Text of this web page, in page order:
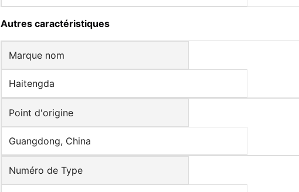
Autres caractéristiques
Marque nom
Haitengda
Point d'origine
Guangdong, China
Numéro de Type